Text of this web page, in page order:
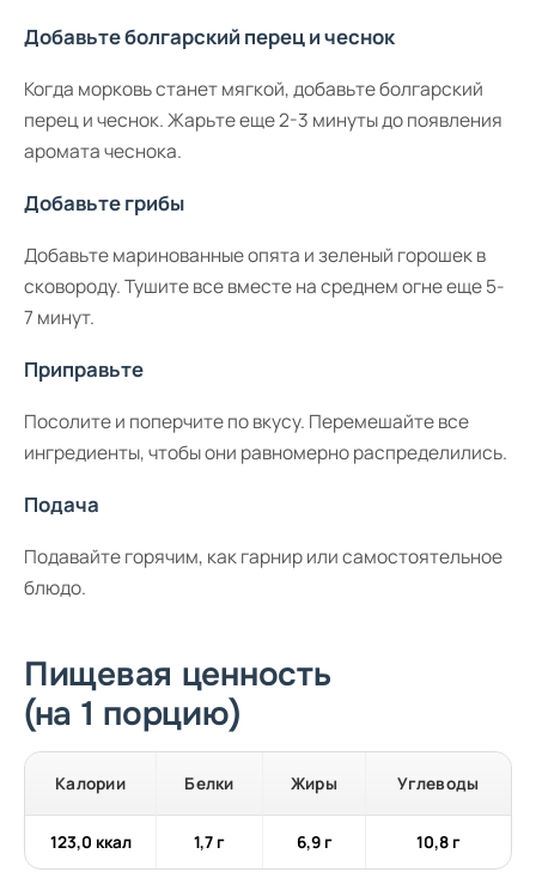
Добавьте болгарский перец и чеснок
Когда морковь станет мягкой, добавьте болгарский
перец и чеснок. Жарьте еще 2-3 минуты до появления
аромата чеснока.
Добавьте грибы
Добавьте маринованные опята и зеленый горошек в
сковороду. Тушите все вместе на среднем огне еще 5-
7 минут.
Приправьте
Посолите и поперчите по вкусу. Перемешайте все
ингредиенты, чтобы они равномерно распределились.
Подача
Подавайте горячим, как гарнир или самостоятельное
блюдо.
Пищевая ценность
(на 1 порцию)
Калории Белки Жиры Углеводы
123,0 ккал 1,7 г 6,9 г 10,8 г